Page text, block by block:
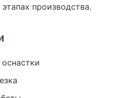
производства.